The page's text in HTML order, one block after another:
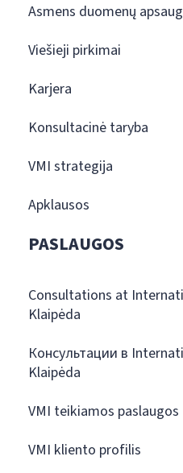
Asmens duomenų
Viešieji pirkimai
Karjera
Konsultacinė taryba
VMI strategija
Apklausos
PASLAUGOS
Consultations at
Klaipėda
Консультации в
Klaipėda
VMI teikiamos paslaugos
VMI kliento profilis